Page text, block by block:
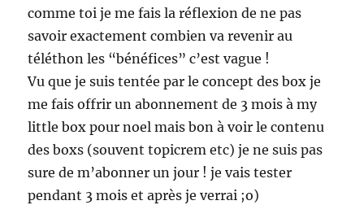
comme toi je me fais la réflexion de ne pas
savoir exactement combien va revenir au
téléthon les “bénéfices” c’est vague !
Vu que je suis tentée par le concept des box je
me fais offrir un abonnement de 3 mois à my
little box pour noel mais bon à voir le contenu
des boxs (souvent topicrem etc) je ne suis pas
sure de m’abonner un jour ! je vais tester
pendant 3 mois et après je verrai ;o)